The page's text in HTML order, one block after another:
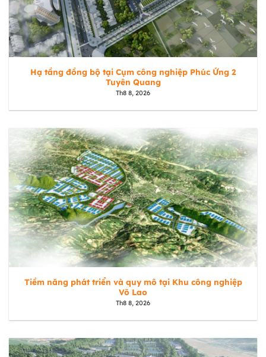
Hạ tầng đồng bộ tại Cụm công nghiệp Phúc Ứng 2
Tuyên Quang
Th8 8, 2026
Tiềm năng phát triển và quy mô tại Khu công nghiệp
Võ Lao
Th8 8, 2026